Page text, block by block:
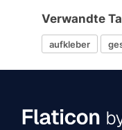
Verwandte
aufkleber